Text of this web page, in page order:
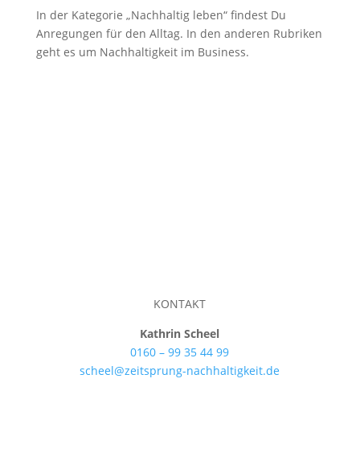
In der Kategorie „Nachhaltig leben“ findest Du
Anregungen für den Alltag. In den anderen Rubriken
geht es um Nachhaltigkeit im Business.
KONTAKT
Kathrin Scheel
0160 – 99 35 44 99
scheel@zeitsprung-nachhaltigkeit.de